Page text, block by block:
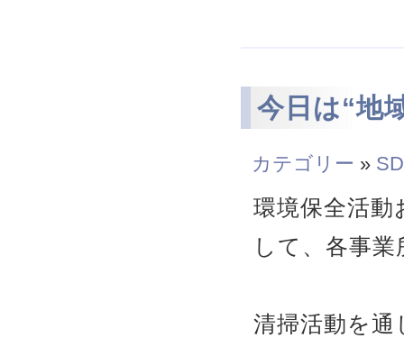
今日は“地
カテゴリー »
環境保全活動
して、各事
清掃活動を通